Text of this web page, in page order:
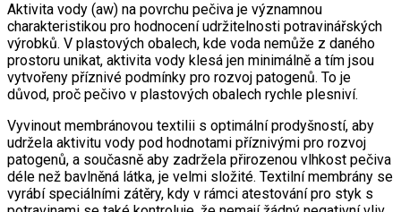
Aktivita vody (aw) na povrchu pečiva je významnou
charakteristikou pro hodnocení udržitelnosti potravinářských
výrobků. V plastových obalech, kde voda nemůže z daného
prostoru unikat, aktivita vody klesá jen minimálně a tím jsou
vytvořeny příznivé podmínky pro rozvoj patogenů. To je
důvod, proč pečivo v plastových obalech rychle plesniví.
Vyvinout membránovou textilii s optimální prodyšností, aby
udržela aktivitu vody pod hodnotami příznivými pro rozvoj
patogenů, a současně aby zadržela přirozenou vlhkost pečiva
déle než bavlněná látka, je velmi složité. Textilní membrány se
vyrábí speciálními zátěry, kdy v rámci atestování pro styk s